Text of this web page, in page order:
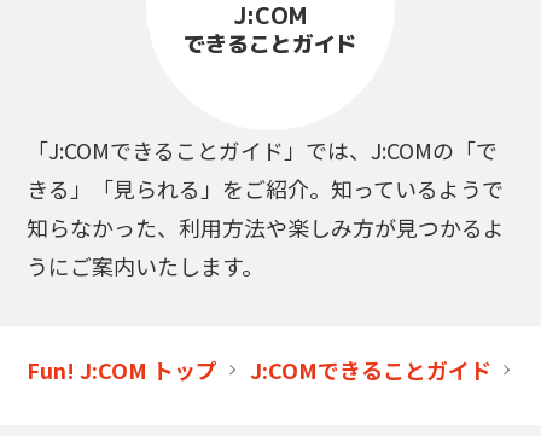
J:COM
できることガイド
「J:COMできることガイド」では、J:COMの「で
きる」「見られる」をご紹介。知っているようで
知らなかった、利用方法や楽しみ方が見つかるよ
うにご案内いたします。
Fun! J:COM トップ J:COMできることガイド